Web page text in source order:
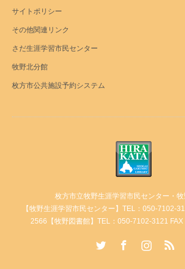
サイトポリシー
その他関連リンク
さだ生涯学習市民センター
牧野北分館
枚方市公共施設予約システム
枚方市立牧野生涯学習市民センター・
【牧野生涯学習市民センター】TEL：050-7102-
2566【牧野図書館】TEL：050-7102-3121